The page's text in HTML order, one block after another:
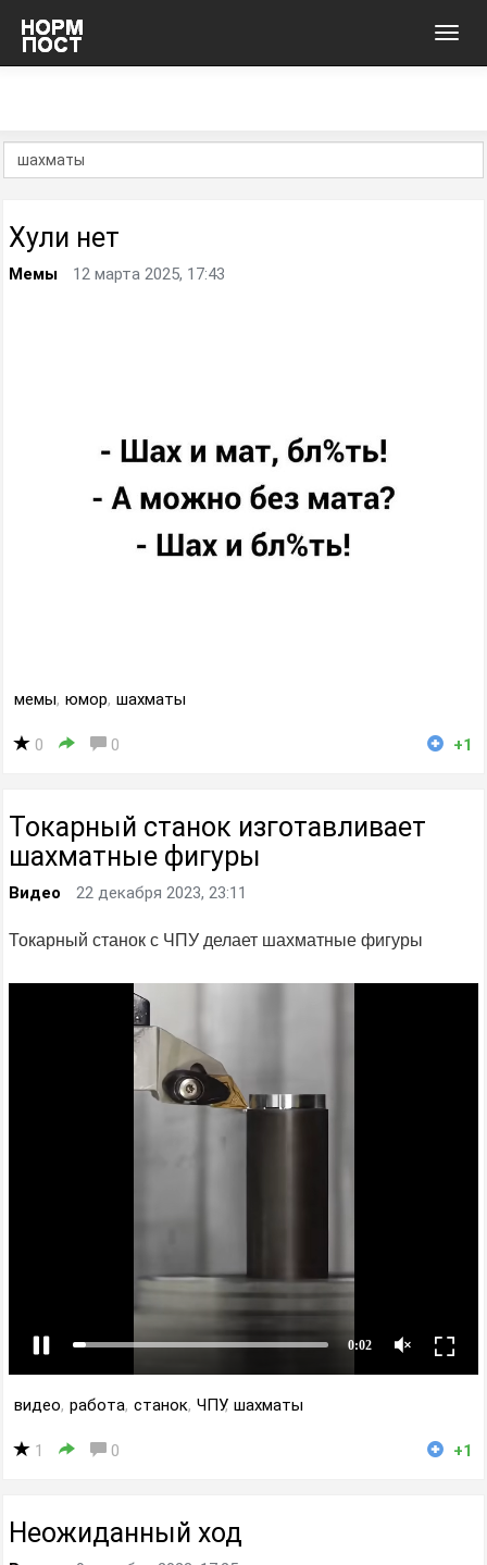
Хули нет
Мемы 12 марта 2025, 17:43
мемы, юмор, шахматы
0 0 +1
Токарный станок изготавливает
шахматные фигуры
Видео 22 декабря 2023, 23:11
Токарный станок с ЧПУ делает шахматные фигуры
видео, работа, станок, ЧПУ, шахматы
1 0 +1
Неожиданный ход